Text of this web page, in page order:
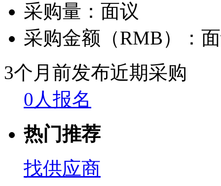
采购量： 面议
采购金额（RMB）：
3个月前发布近期采购
0人报名
热门推荐
找供应商